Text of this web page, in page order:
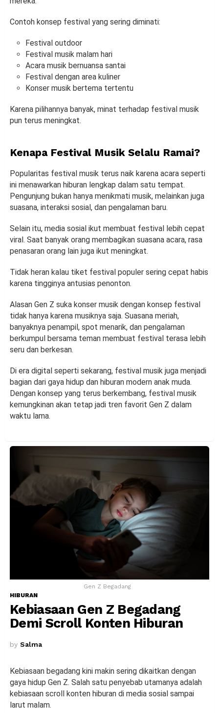
Contoh konsep festival yang sering diminati:
Festival outdoor
Festival musik malam hari
Acara musik bernuansa santai
Festival dengan area kuliner
Konser musik bertema tertentu
Karena pilihannya banyak, minat terhadap festival musik
pun terus meningkat.
Kenapa Festival Musik Selalu Ramai?
Popularitas festival musik terus naik karena acara seperti
ini menawarkan hiburan lengkap dalam satu tempat.
Pengunjung bukan hanya menikmati musik, melainkan juga
suasana, interaksi sosial, dan pengalaman baru.
Selain itu, media sosial ikut membuat festival lebih cepat
viral. Saat banyak orang membagikan suasana acara, rasa
penasaran orang lain juga ikut meningkat.
Tidak heran kalau tiket festival populer sering cepat habis
karena tingginya antusias penonton.
Alasan Gen Z suka konser musik dengan konsep festival
tidak hanya karena musiknya saja. Suasana meriah,
banyaknya penampil, spot menarik, dan pengalaman
berkumpul bersama teman membuat festival terasa lebih
seru dan berkesan.
Di era digital seperti sekarang, festival musik juga menjadi
bagian dari gaya hidup dan hiburan modern anak muda.
Dengan konsep yang terus berkembang, festival musik
kemungkinan akan tetap jadi tren favorit Gen Z dalam
waktu lama.
Gen Z Begadang
HIBURAN
Kebiasaan Gen Z Begadang
Demi Scroll Konten Hiburan
by Salma
Kebiasaan begadang kini makin sering dikaitkan dengan
gaya hidup Gen Z. Salah satu penyebab utamanya adalah
kebiasaan scroll konten hiburan di media sosial sampai
larut malam.